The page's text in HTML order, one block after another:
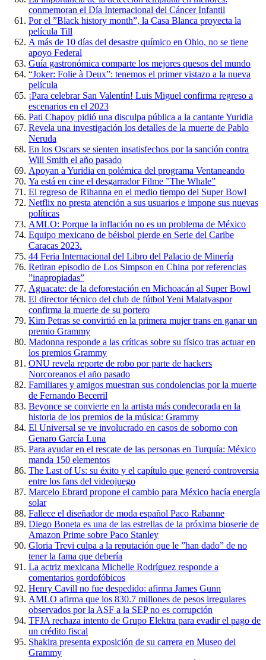
conmemoran el Día Internacional del Cáncer Infantil
Por el ”Black history month”, la Casa Blanca proyecta la
película Till
A más de 10 días del desastre químico en Ohio, no se tiene
apoyo Federal
Guía gastronómica comparte los mejores quesos del mundo
“Joker: Folie à Deux”: tenemos el primer vistazo a la nueva
película
¡Para celebrar San Valentín! Luis Miguel confirma regreso a
escenarios en el 2023
Pati Chapoy pidió una disculpa pública a la cantante Yuridia
Revela una investigación los detalles de la muerte de Pablo
Neruda
En los Oscars se sienten insatisfechos por la sanción contra
Will Smith el año pasado
Apoyan a Yuridia en polémica del programa Ventaneando
Ya está en cine el desgarrador Filme ”The Whale”
El regreso de Rihanna en el medio tiempo del Super Bowl
Netflix no presta atención a sus usuarios e impone sus nuevas
políticas
AMLO: Porque la inflación no es un problema de México
Equipo mexicano de béisbol pierde en Serie del Caribe
Caracas 2023.
44 Feria Internacional del Libro del Palacio de Minería
Retiran episodio de Los Simpson en China por referencias
”inapropiadas”
Aguacate: de la deforestación en Michoacán al Super Bowl
El director técnico del club de fútbol Yeni Malatyaspor
confirma la muerte de su portero
Kim Petras se convirtió en la primera mujer trans en ganar un
premio Grammy
Madonna responde a las críticas sobre su físico tras actuar en
los premios Grammy
ONU revela reporte de robo por parte de hackers
Norcoreanos el año pasado
Familiares y amigos muestran sus condolencias por la muerte
de Fernando Becerril
Beyonce se convierte en la artista más condecorada en la
historia de los premios de la música: Grammy
El Universal se ve involucrado en casos de soborno con
Genaro García Luna
Para ayudar en el rescate de las personas en Turquía: México
manda 150 elementos
The Last of Us: su éxito y el capítulo que generó controversia
entre los fans del videojuego
Marcelo Ebrard propone el cambio para México hacía energía
solar
Fallece el diseñador de moda español Paco Rabanne
Diego Boneta es una de las estrellas de la próxima bioserie de
Amazon Prime sobre Paco Stanley
Gloria Trevi culpa a la reputación que le ”han dado” de no
tener la fama que debería
La actriz mexicana Michelle Rodríguez responde a
comentarios gordofóbicos
Henry Cavill no fue despedido: afirma James Gunn
AMLO afirma que los 830.7 millones de pesos irregulares
observados por la ASF a la SEP no es corrupción
TFJA rechaza intento de Grupo Elektra para evadir el pago de
un crédito fiscal
Shakira presenta exposición de su carrera en Museo del
Grammy